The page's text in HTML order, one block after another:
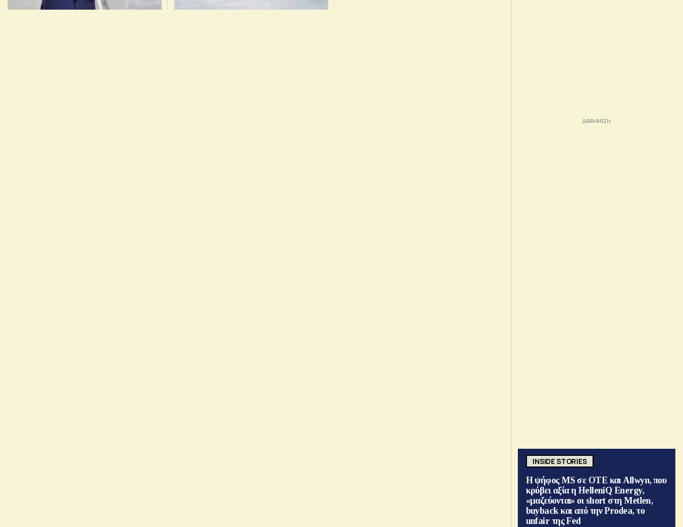
INSIDE STORIES
Η ψήφος MS σε ΟΤΕ και Allwyn, που
κρύβει αξία η HelleniQ Energy,
«μαζεύονται» οι short στη Metlen,
buyback και από την Prodea, το
unfair της Fed